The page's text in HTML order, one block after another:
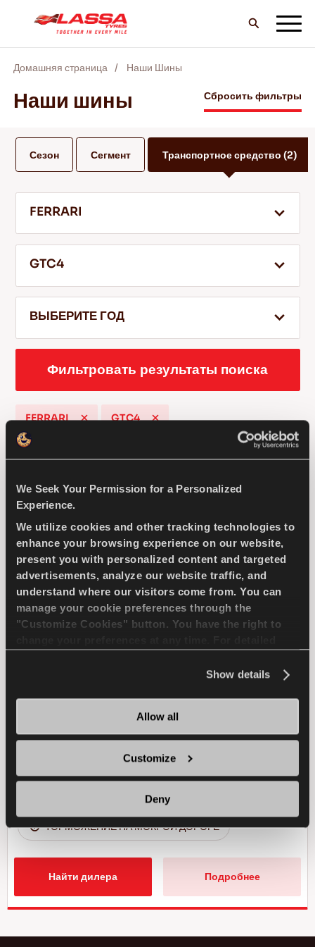
We Seek Your Permission for a Personalized
Experience.
We utilize cookies and other tracking technologies to
enhance your browsing experience on our website,
present you with personalized content and targeted
advertisements, analyze our website traffic, and
understand where our visitors come from. You can
manage your cookie preferences through the
"Customize Cookies" button. You have the right to
Show details
Allow all
Customize
Deny
ВCE шины LASSA
БЛОГ И ВИДЕО
ОБСЛУЖИВАНИЕ И ПОМОЩЬ
Домашняя страница Наши Шины
Наши шины Сбросить фильтры
Сезон Сегмент Транспортное средство (2)
FERRARI
GTC4
ВЫБЕРИТЕ ГОД
Фильтровать результаты поиска
FERRARI GTC4
DRIVEWAYS SPORT +
Бросьте вызов дороге — максимальная
производительность и чувствительность вашего
легкового автомобиля
ПАССАЖИР ЛЕТО
УПРАВЛЯЕМОСТЬ НА МОКРОЙ ДОРОГЕ
УПРАВЛЯЕМОСТЬ НА СУХОЙ ДОРОГЕ
ТОРМОЖЕНИЕ НА МОКРОЙ ДОРОГЕ
Найти дилера Подробнее